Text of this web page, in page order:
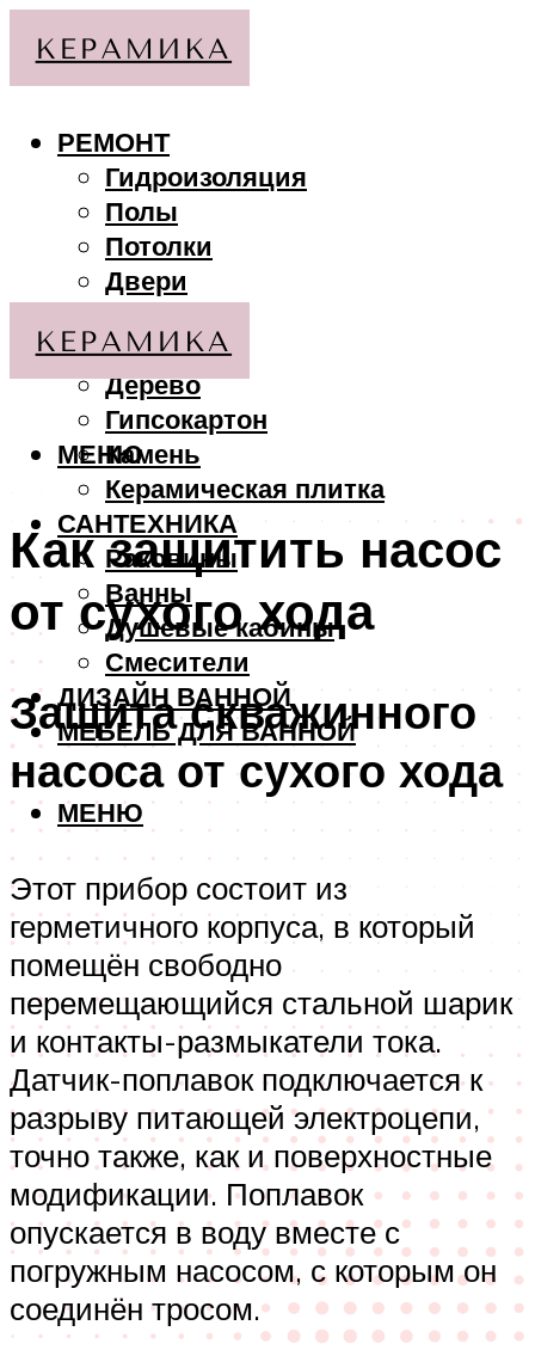
РЕМОНТ
Гидроизоляция
Полы
Потолки
Двери
МАТЕРИАЛЫ
Дерево
Гипсокартон
Камень
Керамическая плитка
САНТЕХНИКА
Раковины
Ванны
Душевые кабины
Смесители
ДИЗАЙН ВАННОЙ
МЕБЕЛЬ ДЛЯ ВАННОЙ
МЕНЮ
МЕНЮ
Как защитить насос
от сухого хода
Защита скважинного
насоса от сухого хода
Этот прибор состоит из
герметичного корпуса, в который
помещён свободно
перемещающийся стальной шарик
и контакты-размыкатели тока.
Датчик-поплавок подключается к
разрыву питающей электроцепи,
точно также, как и поверхностные
модификации. Поплавок
опускается в воду вместе с
погружным насосом, с которым он
соединён тросом.